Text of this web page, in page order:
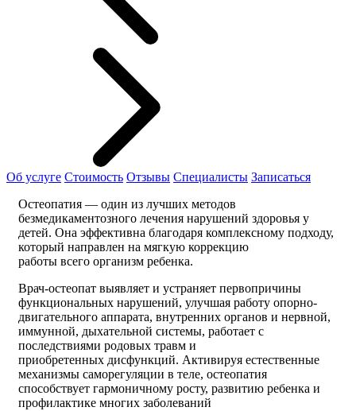
Об услуге Стоимость Отзывы Специалисты Записаться
Остеопатия — один из лучших методов
безмедикаментозного лечения нарушений здоровья у
детей. Она эффективна благодаря комплексному подходу,
который направлен на мягкую коррекцию
работы всего организм ребенка.
Врач-остеопат выявляет и устраняет первопричины
функциональных нарушений, улучшая работу опорно-
двигательного аппарата, внутренних органов и нервной,
иммунной, дыхательной системы, работает с
последствиями родовых травм и
приобретенных дисфункций. Активируя естественные
механизмы саморегуляции в теле, остеопатия
способствует гармоничному росту, развитию ребенка и
профилактике многих заболеваний